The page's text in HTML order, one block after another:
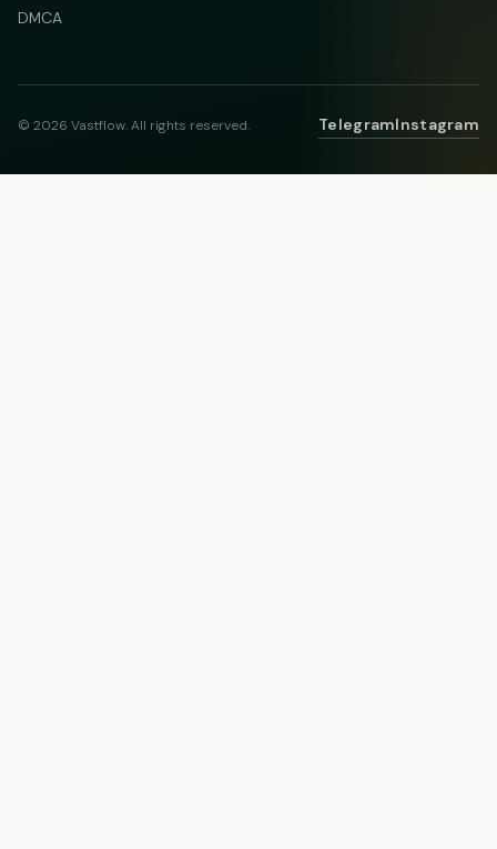
DMCA
© 2026 Vastflow. All rights reserved. TelegramInstagram